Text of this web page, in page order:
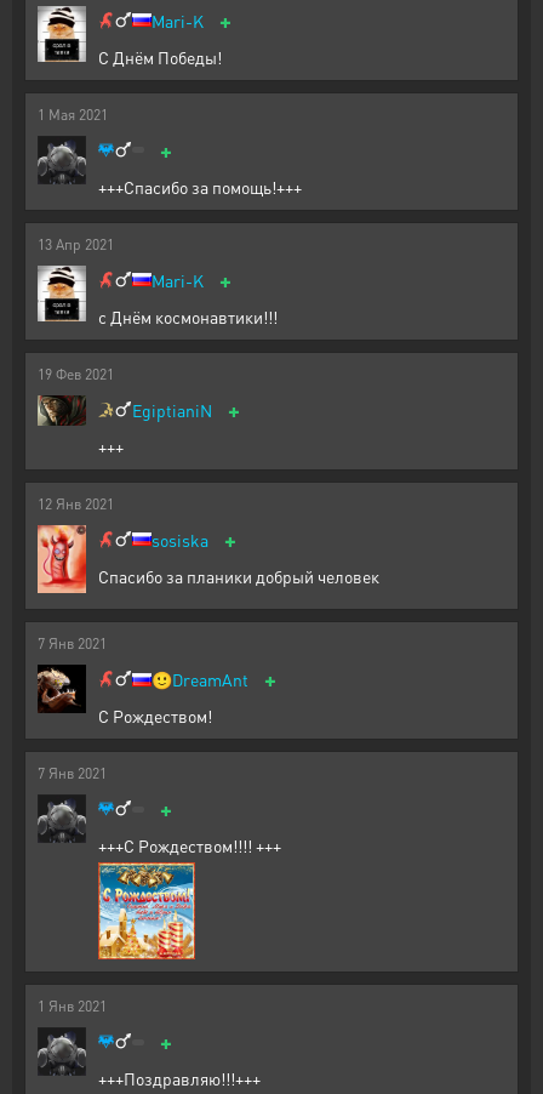
Mari-K +
С Днём Победы!
1 Мая 2021
+
+++Спасибо за помощь!+++
13 Апр 2021
Mari-K +
с Днём космонавтики!!!
19 Фев 2021
EgiptianiN +
+++
12 Янв 2021
sosiska +
Спасибо за планики добрый человек
7 Янв 2021
🙂DreamAnt +
С Рождеством!
7 Янв 2021
+
+++С Рождеством!!!! +++
1 Янв 2021
+
+++Поздравляю!!!+++